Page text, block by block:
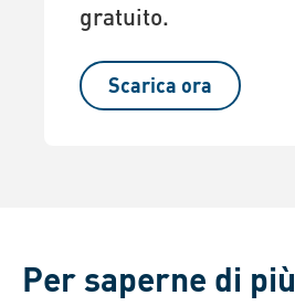
gratuito.
Scarica ora
Per saperne di più